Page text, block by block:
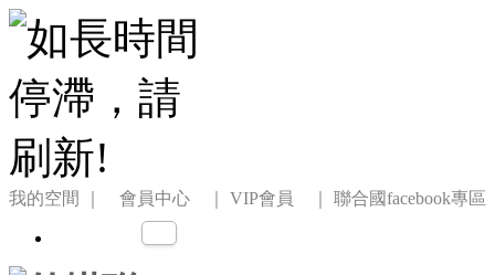
我的空間 ｜ 會員中心 ｜ VIP會員 ｜ 聯合國facebook專區